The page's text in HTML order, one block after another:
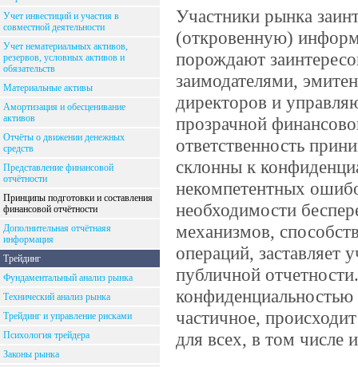
Учет инвестиций и участия в
совместной деятельности
Учет нематериальных активов,
резервов, условных активов и
обязательств
Материальные активы
Амортизация и обесценивание
активов
Отчёты о движении денежных
средств
Представление финансовой
отчётности
Принципы подготовки и составления
финансовой отчётности
Дополнительная отчётнаяя
информация
Трейдинг
Фундаментальный анализ рынка
Технический анализ рынка
Трейдинг и управление рисками
Психология трейдера
Законы рынка
Участники рынка
(откровенную)
порождают
заимодателями,
директоров и
прозрачной
ответственность
склонны к
некомпетентных
необходимости
механизмов,
операций, заставляет
публичной
конфиденциальностью
частичное,
для всех, в том числе